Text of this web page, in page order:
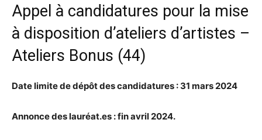
Appel à candidatures pour la mise
à disposition d’ateliers d’artistes –
Ateliers Bonus (44)
Date limite de dépôt des candidatures : 31 mars 2024
Annonce des lauréat.es : fin avril 2024.